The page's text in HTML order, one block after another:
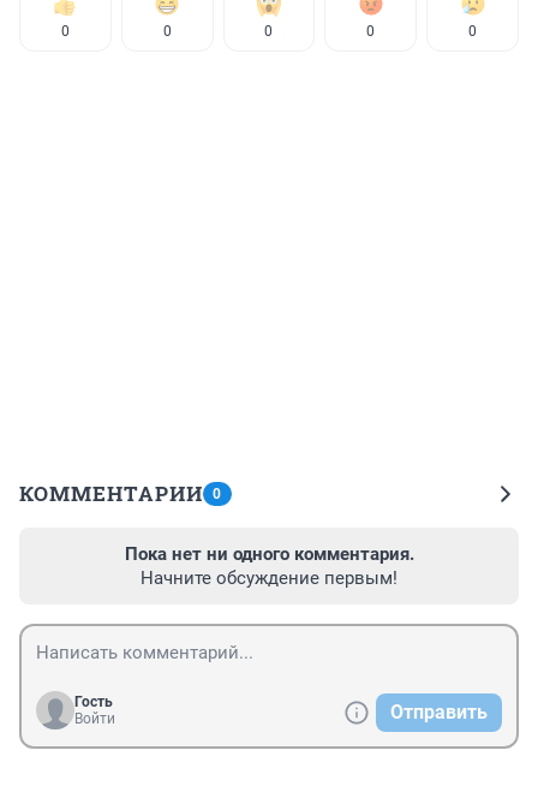
0 0 0 0 0
КОММЕНТАРИИ 0
Пока нет ни одного комментария.
Начните обсуждение первым!
Гость
Войти
Отправить